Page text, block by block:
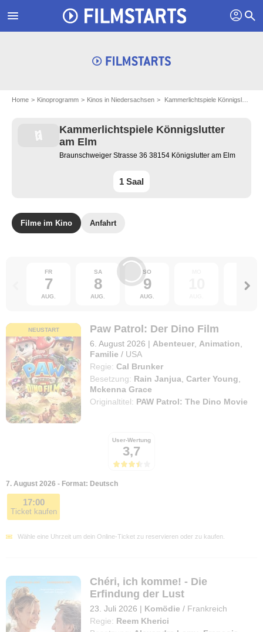
menu profil search
Home Kinoprogramm Kinos in Niedersachsen Kammerlichtspiele Könnigslutter am Elm in Königslutter am Elm
Kammerlichtspiele Könnigslutter
am Elm
Braunschweiger Strasse 36 38154 Königslutter am Elm
1 Saal
Filme im Kino Anfahrt
FR
7
AUG.
SA
8
AUG.
SO
9
AUG.
11
NEUSTART Paw Patrol: Der Dino Film
6. August 2026 | Abenteuer Animation
Familie / USA
Regie: Cal Brunker
Besetzung: Rain Janjua ,Carter Young
Mckenna Grace
Originaltitel: PAW Patrol: The Dino Movie
User-Wertung
3,7
7. August 2026 - Format: Deutsch
17:00
Ticket kaufen
Wähle eine Uhrzeit um dein Online-Ticket zu reservieren oder zu kaufen.
Chéri, ich komme! - Die
Erfindung der Lust
23. Juli 2026 | Komödie / Frankreich
Regie: Reem Kherici